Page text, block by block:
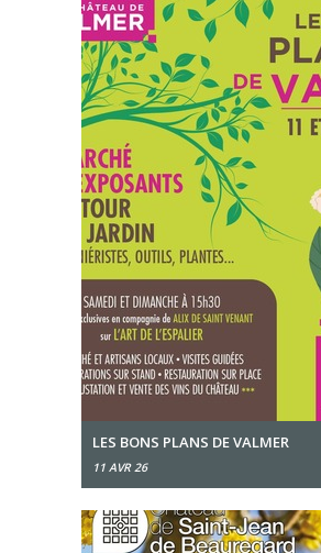
LES BONS PLANS DE VALMER
11 AVR 26